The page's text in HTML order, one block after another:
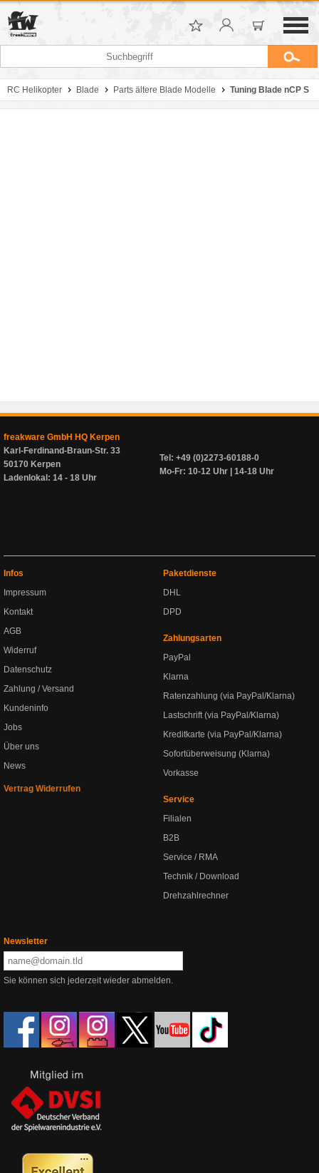
RC Helikopter Blade Parts ältere Blade Modelle Tuning Blade nCP S
freakware GmbH HQ Kerpen
Karl-Ferdinand-Braun-Str. 33
50170 Kerpen
Ladenlokal: 14 - 18 Uhr
Tel: +49 (0)2273-60188-0
Mo-Fr: 10-12 Uhr | 14-18 Uhr
Infos
Impressum
Kontakt
AGB
Widerruf
Datenschutz
Zahlung / Versand
Kundeninfo
Jobs
Über uns
News
Vertrag Widerrufen
Paketdienste
DHL
DPD
Zahlungsarten
PayPal
Klarna
Ratenzahlung (via PayPal/Klarna)
Lastschrift (via PayPal/Klarna)
Kreditkarte (via PayPal/Klarna)
Sofortüberweisung (Klarna)
Vorkasse
Service
Filialen
B2B
Service / RMA
Technik / Download
Drehzahlrechner
Newsletter
Sie können sich jederzeit wieder abmelden.